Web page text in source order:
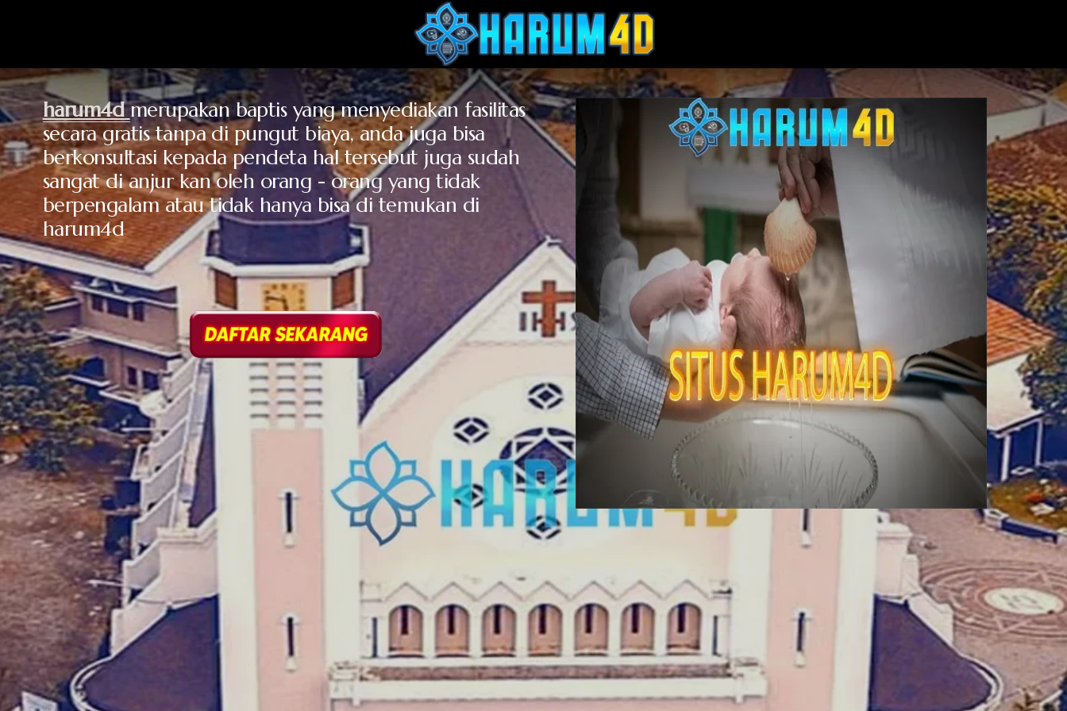
harum4d merupakan baptis yang menyediakan fasilitas
secara gratis tanpa di pungut biaya, anda juga bisa
berkonsultasi kepada pendeta hal tersebut juga sudah
sangat di anjur kan oleh orang - orang yang tidak
berpengalam atau tidak hanya bisa di temukan di
harum4d